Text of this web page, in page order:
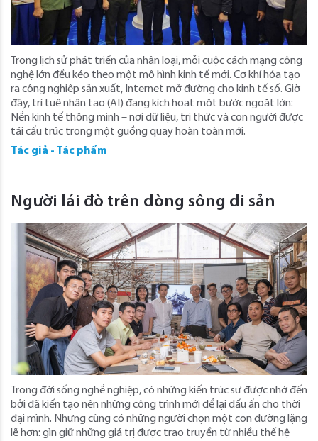
Trong lịch sử phát triển của nhân loại, mỗi cuộc cách mạng công
nghệ lớn đều kéo theo một mô hình kinh tế mới. Cơ khí hóa tạo
ra công nghiệp sản xuất, Internet mở đường cho kinh tế số. Giờ
đây, trí tuệ nhân tạo (AI) đang kích hoạt một bước ngoặt lớn:
Nền kinh tế thông minh – nơi dữ liệu, tri thức và con người được
tái cấu trúc trong một guồng quay hoàn toàn mới.
Tác giả - Tác phẩm
Người lái đò trên dòng sông di sản
Trong đời sống nghề nghiệp, có những kiến trúc sư được nhớ đến
bởi đã kiến tạo nên những công trình mới để lại dấu ấn cho thời
đại mình. Nhưng cũng có những người chọn một con đường lặng
lẽ hơn: gìn giữ những giá trị được trao truyền từ nhiều thế hệ